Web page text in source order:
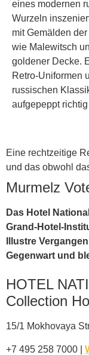
eines modernen
Wurzeln
mit Gemälden
wie Malewitsch
goldener Decke.
Retro-Uniformen
russischen
aufgepeppt
Eine rechtzeitige
und das obwohl
Murmelz
Das Hotel
Grand-Hotel-
Illustre
Gegenwart und
HOTEL
Collection
15/1 Mokhovaya
+7 495 258 7000 |